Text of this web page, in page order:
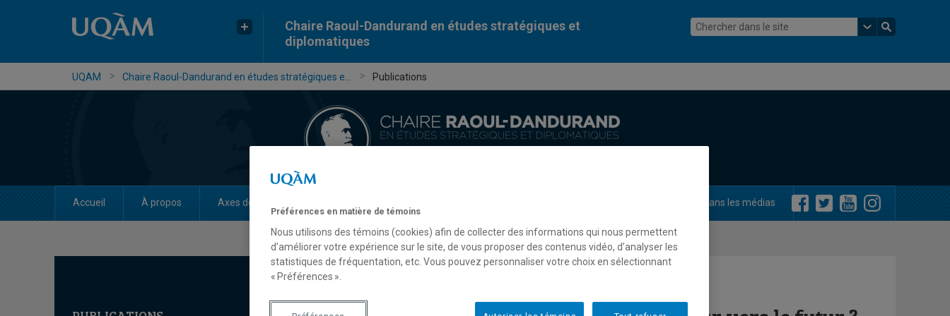
Chaire Raoul-Dandurand en études stratégiques et
diplomatiques
UQAM Chaire Raoul-Dandurand en études stratégiques e... Publications
Accueil À propos Axes de recherche Dans les médias
Préférences en matière de témoins
Nous utilisons des témoins (cookies) afin de collecter des informations qui nous permettent
d’améliorer votre expérience sur le site, de vous proposer des contenus vidéo, d’analyser les
statistiques de fréquentation, etc. Vous pouvez personnaliser votre choix en sélectionnant
« Préférences ».